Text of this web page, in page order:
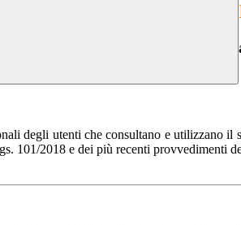
degli utenti che consultano e utilizzano
2018 e dei più recenti provvedimenti